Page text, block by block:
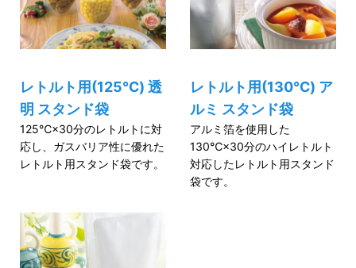
レトルト用(125℃) 透
明 スタンド袋
125℃×30分のレトルトに対
応し、ガスバリア性に優れた
レトルト用スタンド袋です。
レトルト用(130℃) ア
ルミ スタンド袋
アルミ箔を使用した
130℃×30分のハイレトルト
対応したレトルト用スタンド
袋です。